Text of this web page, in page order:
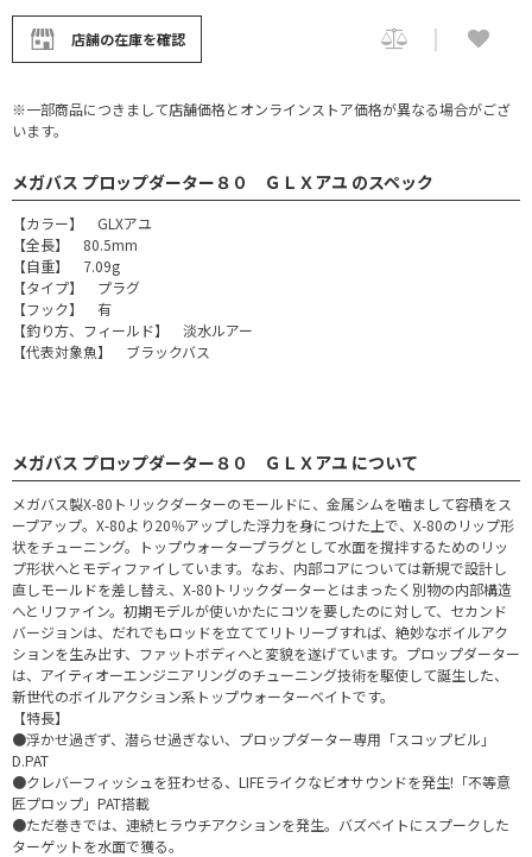
店舗の在庫を確認
※一部商品につきまして店舗価格とオンラインストア価格が異なる場合がござ
います。
メガバス プロップダーター８０ ＧＬＸアユ のスペック
【カラー】 GLXアユ
【全長】 80.5mm
【自重】 7.09g
【タイプ】 プラグ
【フック】 有
【釣り方、フィールド】 淡水ルアー
【代表対象魚】 ブラックバス
メガバス プロップダーター８０ ＧＬＸアユ について
メガバス製X-80トリックダーターのモールドに、金属シムを噛まして容積をス
ープアップ。X-80より20％アップした浮力を身につけた上で、X-80のリップ形
状をチューニング。トップウォータープラグとして水面を撹拌するためのリッ
プ形状へとモディファイしています。なお、内部コアについては新規で設計し
直しモールドを差し替え、X-80トリックダーターとはまったく別物の内部構造
へとリファイン。初期モデルが使いかたにコツを要したのに対して、セカンド
バージョンは、だれでもロッドを立ててリトリーブすれば、絶妙なボイルアク
ションを生み出す、ファットボディへと変貌を遂げています。プロップダーター
は、アイティオーエンジニアリングのチューニング技術を駆使して誕生した、
新世代のボイルアクション系トップウォーターベイトです。
【特長】
●浮かせ過ぎず、潜らせ過ぎない、プロップダーター専用「スコップビル」
D.PAT
●クレバーフィッシュを狂わせる、LIFEライクなビオサウンドを発生!「不等意
匠プロップ」PAT搭載
●ただ巻きでは、連続ヒラウチアクションを発生。バズベイトにスプークした
ターゲットを水面で獲る。